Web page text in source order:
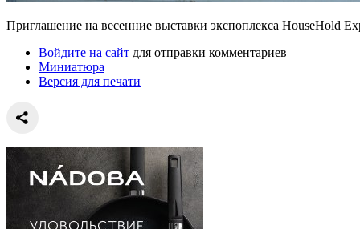
Приглашение на весенние выставки экспоплекса HouseHold
Войдите на сайт для отправки комментариев
Миниатюра
Версия для печати